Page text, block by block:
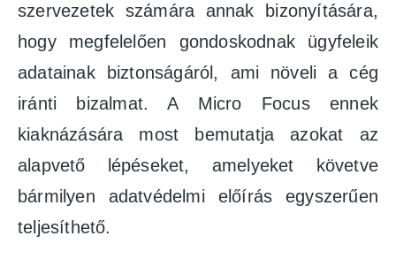
szervezetek számára annak bizonyítására,
hogy megfelelően gondoskodnak ügyfeleik
adatainak biztonságáról, ami növeli a cég
iránti bizalmat. A Micro Focus ennek
kiaknázására most bemutatja azokat az
alapvető lépéseket, amelyeket követve
bármilyen adatvédelmi előírás egyszerűen
teljesíthető.